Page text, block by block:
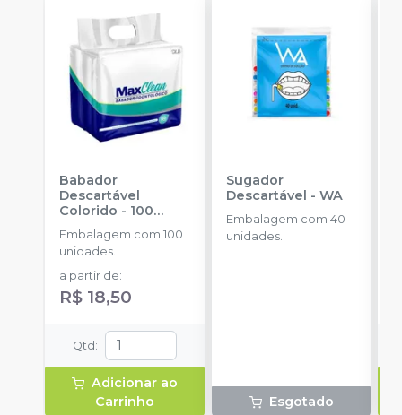
Babador
Descartável
Colorido - 100
unidades
MAXCLEAN
Embalagem com 100
unidades.
a partir de:
R$ 18,50
Qtd :
Adicionar ao
Carrinho
Sugador
Descartável - WA
Embalagem com 40
unidades.
Esgotado